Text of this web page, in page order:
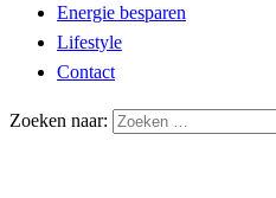
Energie besparen
Lifestyle
Contact
Zoeken naar: